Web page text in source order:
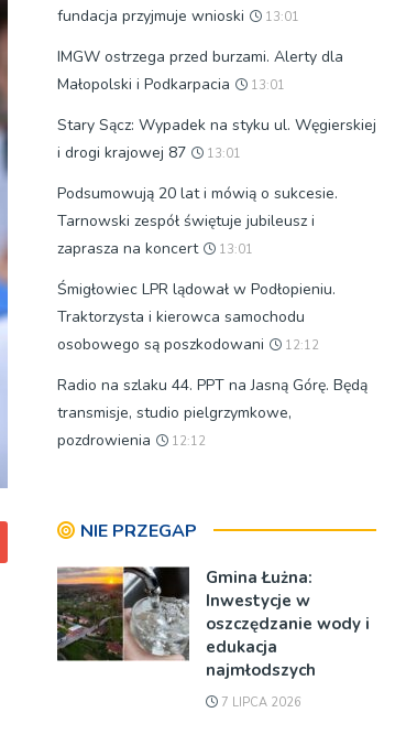
fundacja przyjmuje wnioski
13:01
IMGW ostrzega przed burzami. Alerty dla
Małopolski i Podkarpacia
13:01
Stary Sącz: Wypadek na styku ul. Węgierskiej
i drogi krajowej 87
13:01
Podsumowują 20 lat i mówią o sukcesie.
Tarnowski zespół świętuje jubileusz i
zaprasza na koncert
13:01
Śmigłowiec LPR lądował w Podłopieniu.
Traktorzysta i kierowca samochodu
osobowego są poszkodowani
12:12
Radio na szlaku 44. PPT na Jasną Górę. Będą
transmisje, studio pielgrzymkowe,
pozdrowienia
12:12
NIE PRZEGAP
Gmina Łużna:
Inwestycje w
oszczędzanie wody i
edukacja
najmłodszych
7 LIPCA 2026